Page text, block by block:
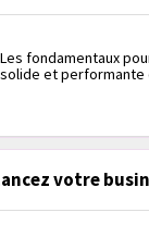
Les fondamentaux
solide et performante
votre